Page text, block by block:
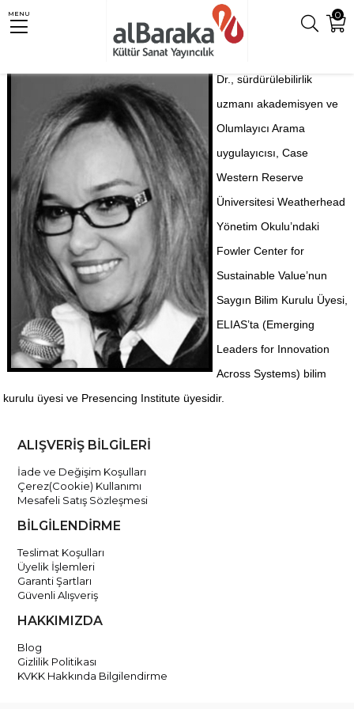
0
MENU
Dr., sürdürülebilirlik
uzmanı akademisyen ve
Olumlayıcı Arama
uygulayıcısı, Case
Western Reserve
Üniversitesi Weatherhead
Yönetim Okulu’ndaki
Fowler Center for
Sustainable Value’nun
Saygın Bilim Kurulu Üyesi,
ELIAS’ta (Emerging
Leaders for Innovation
Across Systems) bilim
kurulu üyesi ve Presencing Institute üyesidir.
ALIŞVERİŞ BİLGİLERİ
İade ve Değişim Koşulları
Çerez(Cookie) Kullanımı
Mesafeli Satış Sözleşmesi
BİLGİLENDİRME
Teslimat Koşulları
Üyelik İşlemleri
Garanti Şartları
Güvenli Alışveriş
HAKKIMIZDA
Blog
Gizlilik Politikası
KVKK Hakkında Bilgilendirme